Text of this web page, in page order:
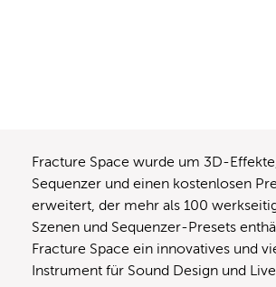
Fracture Space wurde um 3D-
Sequenzer und einen kostenlosen
erweitert, der mehr als 100
Szenen und Sequenzer-Presets
Fracture Space ein innovatives und
Instrument für Sound Design und